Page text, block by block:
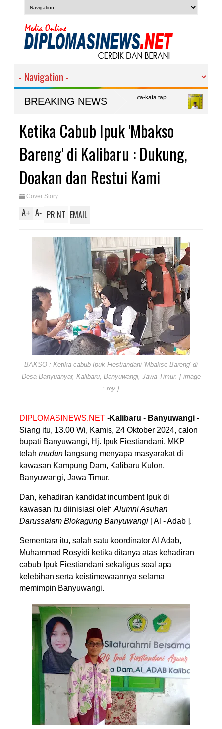
BREAKING NEWS
Solichin : Bukan Sekadar Kata-kata tapi
Polresta Deli
Diamankan
Ketika Cabub Ipuk 'Mbakso
Bareng' di Kalibaru : Dukung,
Doakan dan Restui Kami
Cover Story
A+ A- PRINT EMAIL
BAKSO : Ketika cabub Ipuk Fiestiandani 'Mbakso Bareng' di
Desa Banyuanyar, Kalibaru, Banyuwangi, Jawa Timur. [ image
: roy ]
DIPLOMASINEWS.NET -Kalibaru - Banyuwangi -
Siang itu, 13.00 Wi, Kamis, 24 Oktober 2024, calon
bupati Banyuwangi, Hj. Ipuk Fiestiandani, MKP
telah mudun langsung menyapa masyarakat di
kawasan Kampung Dam, Kalibaru Kulon,
Banyuwangi, Jawa Timur.
Dan, kehadiran kandidat incumbent Ipuk di
kawasan itu diinisiasi oleh Alumni Asuhan
Darussalam Blokagung Banyuwangi [ Al - Adab ].
Sementara itu, salah satu koordinator Al Adab,
Muhammad Rosyidi ketika ditanya atas kehadiran
cabub Ipuk Fiestiandani sekaligus soal apa
kelebihan serta keistimewaannya selama
memimpin Banyuwangi.